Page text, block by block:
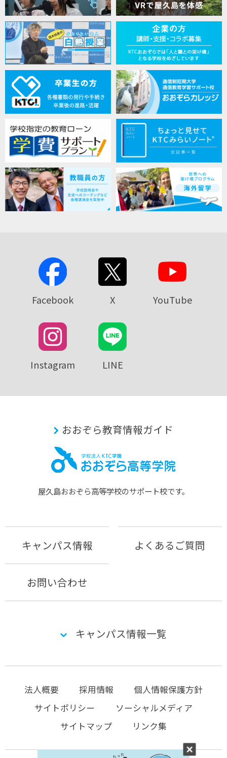
Facebook X YouTube
Instagram LINE
おおぞら教育情報ガイド
屋久島おおぞら⾼等学校のサポート校です。
キャンパス情報 よくあるご質問
お問い合わせ
キャンパス情報一覧
法人概要 採用情報
個人情報保護方針
サイトポリシー
ソーシャルメディア
サイトマップ
リンク集